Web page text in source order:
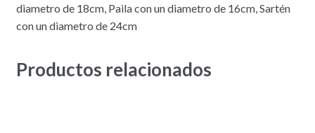
diametro de 18cm, Paila con un diametro de 16cm, Sartén
con un diametro de 24cm
Productos relacionados